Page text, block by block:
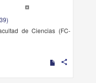
de Ciencias (FC-
share